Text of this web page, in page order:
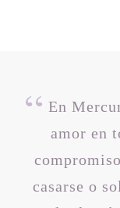
En
amor en
casarse o